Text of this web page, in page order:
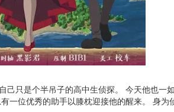
己只是个半吊子的高中生侦探。 今天他也
一位优秀的助手以膝枕迎接他的醒来。 身